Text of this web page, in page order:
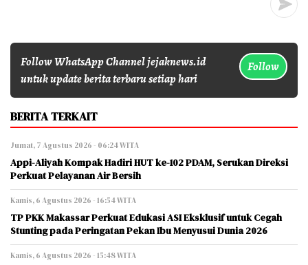
Follow WhatsApp Channel jejaknews.id
untuk update berita terbaru setiap hari
Follow
BERITA TERKAIT
Jumat, 7 Agustus 2026 - 06:24 WITA
Appi-Aliyah Kompak Hadiri HUT ke-102 PDAM, Serukan Direksi
Perkuat Pelayanan Air Bersih
Kamis, 6 Agustus 2026 - 16:54 WITA
TP PKK Makassar Perkuat Edukasi ASI Eksklusif untuk Cegah
Stunting pada Peringatan Pekan Ibu Menyusui Dunia 2026
Kamis, 6 Agustus 2026 - 15:48 WITA